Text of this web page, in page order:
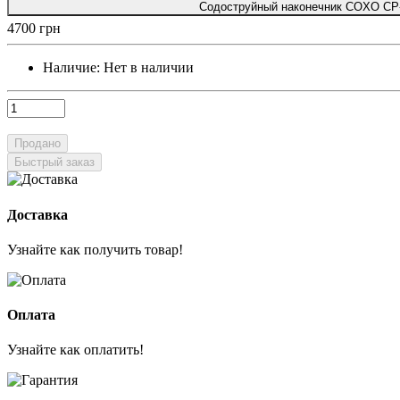
Содоструйный наконечник COXO
4700 грн
Наличие: Нет в наличии
Продано
Быстрый заказ
Доставка
Узнайте как получить товар!
Оплата
Узнайте как оплатить!